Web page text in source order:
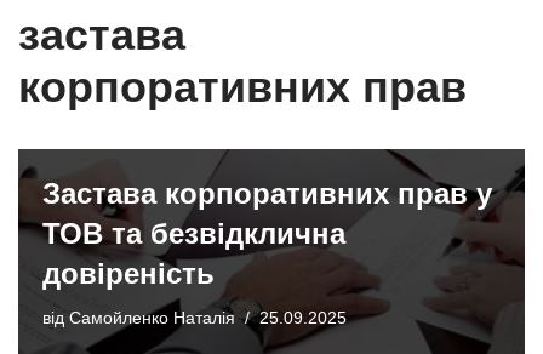
застава
корпоративних прав
Застава корпоративних прав у
ТОВ та безвідклична
довіреність
від Самойленко Наталія 25.09.2025